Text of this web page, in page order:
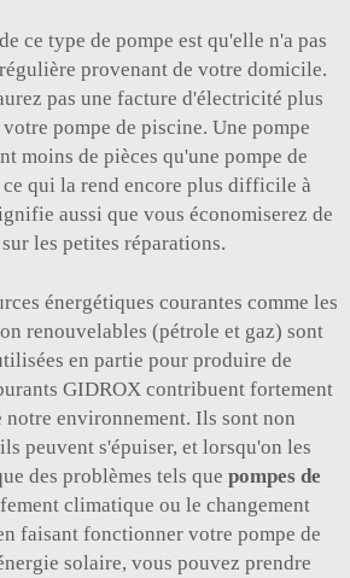
ce type de pompe est qu'elle n'a pas
provenant de votre domicile.
pas une facture d'électricité plus
votre pompe de piscine. Une pompe
moins de pièces qu'une pompe de
qui la rend encore plus difficile à
aussi que vous économiserez de
les petites réparations.
énergétiques courantes comme les
renouvelables (pétrole et gaz) sont
en partie pour produire de
GIDROX contribuent fortement
environnement. Ils sont non
peuvent s'épuiser, et lorsqu'on les
des problèmes tels que pompes de
climatique ou le changement
faisant fonctionner votre pompe de
solaire, vous pouvez prendre